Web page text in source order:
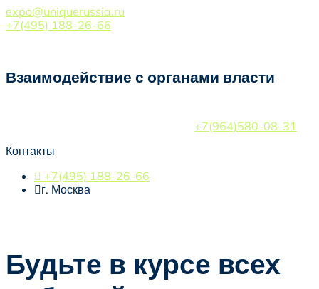
expo@uniquerussia.ru
+7(495) 188-26-66
Взаимодействие с органами власти
+7(964)580-08-31
Контакты
 +7(495) 188-26-66
г. Москва
Будьте в курсе всех